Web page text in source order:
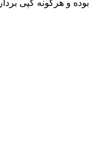
بوده و هرگونه کپی